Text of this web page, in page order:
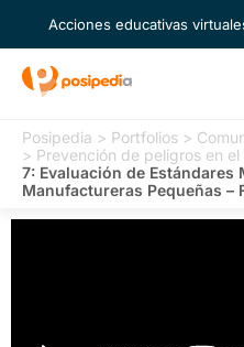
Acciones educativas
Posipedia > Portfolios >
> Prevención de peligros en
7: Evaluación de Estándares
Manufactureras Pequeñas –